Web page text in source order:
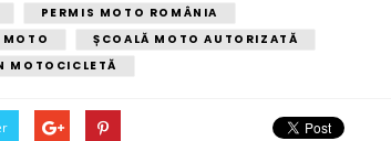
PERMIS MOTO ROMÂNIA
MOTO
ȘCOALĂ MOTO AUTORIZATĂ
MOTOCICLETĂ